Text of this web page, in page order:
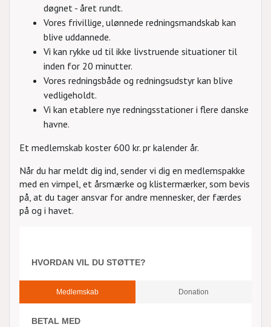
døgnet - året rundt.
Vores frivillige, ulønnede redningsmandskab kan
blive uddannede.
Vi kan rykke ud til ikke livstruende situationer til
inden for 20 minutter.
Vores redningsbåde og redningsudstyr kan blive
vedligeholdt.
Vi kan etablere nye redningsstationer i flere danske
havne.
Et medlemskab koster 600 kr. pr kalender år.
Når du har meldt dig ind, sender vi dig en medlemspakke
med en vimpel, et årsmærke og klistermærker, som bevis
på, at du tager ansvar for andre mennesker, der færdes
på og i havet.